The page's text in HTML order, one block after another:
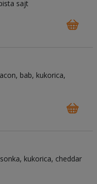
sajt
bab kukorica
sonka kukorica cheddar